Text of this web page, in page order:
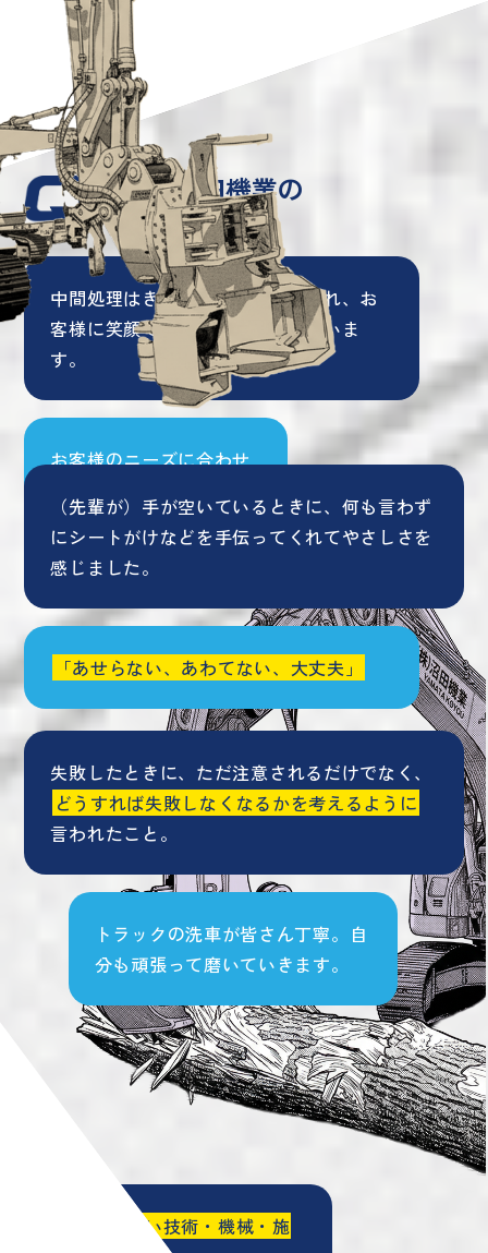
（先輩が）手が空いているときに、何も言わず
にシートがけなどを手伝ってくれてやさしさを
感じました。
「あせらない、あわてない、大丈夫」
失敗したときに、ただ注意されるだけでなく、
どうすれば失敗しなくなるかを考えるように
言われたこと。
トラックの洗車が皆さん丁寧。自
分も頑張って磨いていきます。
沼田機業の
特長は？
中間処理はきれいな環境で受け入れ、お
客様に笑顔で気持ち良く対応していま
す。
お客様のニーズに合わせ
両を所有していること。
他社にはない技術・機械・施